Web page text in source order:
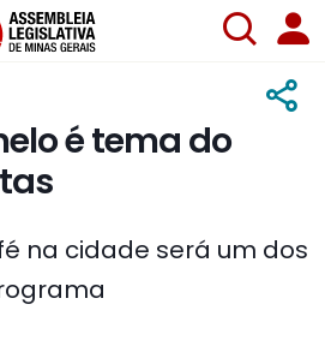
é tema do
na cidade será um dos